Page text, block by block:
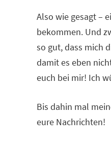
Also wie gesagt –
bekommen. Und
so gut, dass mich
damit es eben
euch bei mir! Ich
Bis dahin mal
eure Nachrichten!